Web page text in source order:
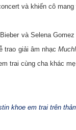
và khiến cô mang
và Selena
trao giải âm nhạc
trai cùng cha khác
khoe em trai trên